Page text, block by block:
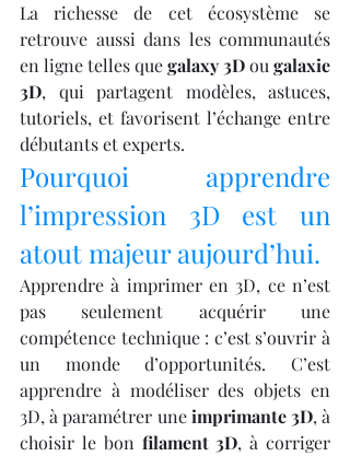
La richesse de cet écosystème se
retrouve aussi dans les communautés
en ligne telles que galaxy 3D ou galaxie
3D, qui partagent modèles, astuces,
tutoriels, et favorisent l’échange entre
débutants et experts.
Pourquoi apprendre
l’impression 3D est un
atout majeur aujourd’hui.
Apprendre à imprimer en 3D, ce n’est
pas seulement acquérir une
compétence technique : c’est s’ouvrir à
un monde d’opportunités. C’est
apprendre à modéliser des objets en
3D, à paramétrer une imprimante 3D, à
choisir le bon filament 3D, à corriger